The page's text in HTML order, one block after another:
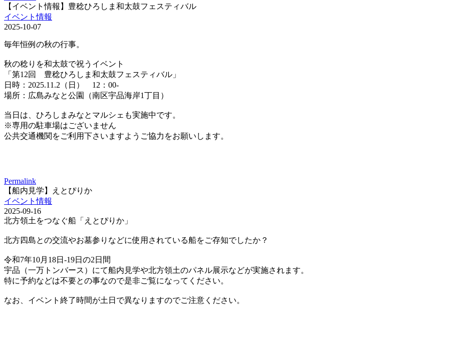
【イベント情報】豊稔ひろしま和太鼓フェスティバル
イベント情報
2025-10-07
毎年恒例の秋の行事。
秋の稔りを和太鼓で祝うイベント
「第12回 豊稔ひろしま和太鼓フェスティバル」
日時：2025.11.2（日） 12：00-
場所：広島みなと公園（南区宇品海岸1丁目）
当日は、ひろしまみなとマルシェも実施中です。
※専用の駐車場はございません
公共交通機関をご利用下さいますようご協力をお願いします。
Permalink
【船内見学】えとぴりか
イベント情報
2025-09-16
北方領土をつなぐ船「えとぴりか」
北方四島との交流やお墓参りなどに使用されている船をご存知でしたか？
令和7年10月18日-19日の2日間
宇品（一万トンバース）にて船内見学や北方領土のパネル展示などが実施されます。
特に予約などは不要との事なので是非ご覧になってください。
なお、イベント終了時間が土日で異なりますのでご注意ください。